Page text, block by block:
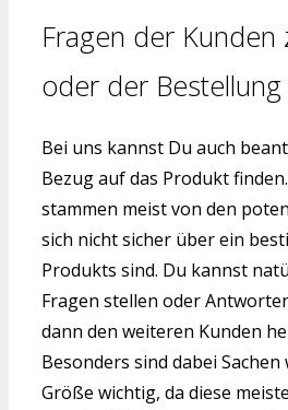
Fragen der Kunden
oder der Bestellung
Bei uns kannst Du auch
Bezug auf das Produkt
stammen meist von den
sich nicht sicher über ein
Produkts sind. Du kannst
Fragen stellen oder
dann den weiteren Kunden
Besonders sind dabei Sachen
Größe wichtig, da diese